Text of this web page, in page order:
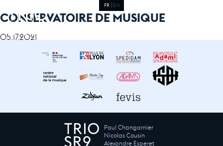
FR EN
CONSERVATOIRE DE MUSIQUE
05.17.2021
Paul Changarnier
Nicolas Cousin
Alexandre Esperet